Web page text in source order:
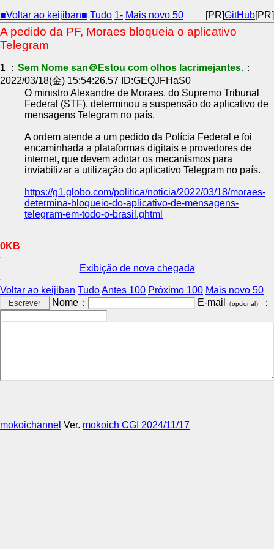
■Voltar ao keijiban■ Tudo 1- Mais novo 50 [PR]GitHub[PR]
A pedido da PF, Moraes bloqueia o aplicativo
Telegram
1 ： Sem Nome san＠Estou com olhos lacrimejantes. ：
2022/03/18(金) 15:54:26.57 ID:GEQJFHaS0
O ministro Alexandre de Moraes, do Supremo Tribunal
Federal (STF), determinou a suspensão do aplicativo de
mensagens Telegram no país.
A ordem atende a um pedido da Polícia Federal e foi
encaminhada a plataformas digitais e provedores de
internet, que devem adotar os mecanismos para
inviabilizar a utilização do aplicativo Telegram no país.
https://g1.globo.com/politica/noticia/2022/03/18/moraes-
determina-bloqueio-do-aplicativo-de-mensagens-
telegram-em-todo-o-brasil.ghtml
0KB
Exibição de nova chegada
Voltar ao keijiban TudoAntes 100 Próximo 100 Mais novo 50
Nome：
E-mail （opcional） ：
mokoichannel Ver. mokoich CGI 2024/11/17